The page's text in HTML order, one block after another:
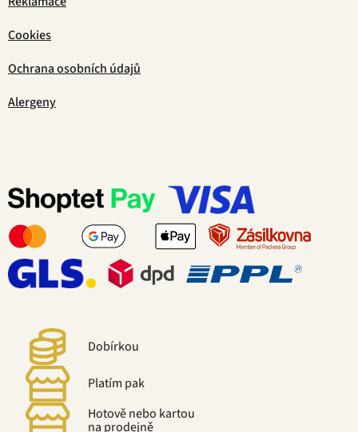
Cookies
Ochrana osobních údajů
Alergeny
Dobírkou
Platím pak
Hotově nebo kartou
na prodejně